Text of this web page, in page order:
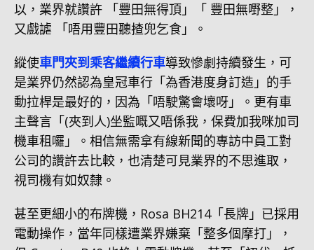
以，業界就讚許 「豐田無得頂」「 豐田無嘢整」，
又戲謔 「唔用豐田聽揸兜乞食」。
縱使車門夾到乘客繼續行車導致慘劇持續發生，可
是業界仍然認為皇冠車行「為香港度身訂造」的手
動拉桿是最好的，因為「唔駛驚會壞呀」。更有車
主聲言「(夾到人)坐監嘅又唔係我，保費加我咪加司
機車租囉」。相信無需拿有線新聞的專訪中員工對
公司的讚許去比較，也清楚可見業界的不思進取，
視司機有如奴隸。
甚至更細小的布牌機，Rosa BH214「長牌」已採用
電動操作，當年同樣遭業界嫌棄「整多個摩打」，